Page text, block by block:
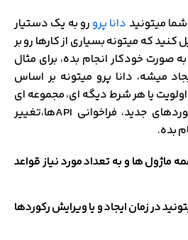
میتونید دانا پرورو به یک دستیار
کنید که میتونه بسیاری از کارها رو بر
اساس رویه های واحد IT به صورت خودکار انجام بده، برای مثال
میشه، دانا پرو میتونه بر اساس
یا هر شرط دیگه ای، مجموعه ای
از اقدامات مثل ایجاد رکوردهای جدید، فراخوانی APIها،تغییر
بده.
ماژول ها و به تعداد مورد نیاز قواعد
در زمان ایجاد و یا ویرایش رکوردها